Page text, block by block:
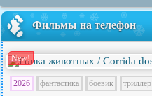
Фильмы на телефон
New!
2026 фантастика боевик триллер